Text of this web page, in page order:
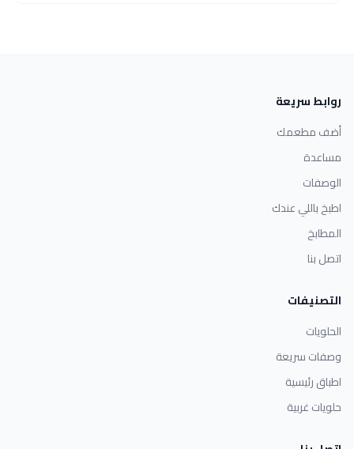
روابط سريعة
أضف مطعمك
مساعدة
الوصفات
اطبخ باللي عندك
المطابخ
اتصل بنا
التصنيفات
الحلويات
وصفات سريعة
اطباق رئيسية
حلويات غربية